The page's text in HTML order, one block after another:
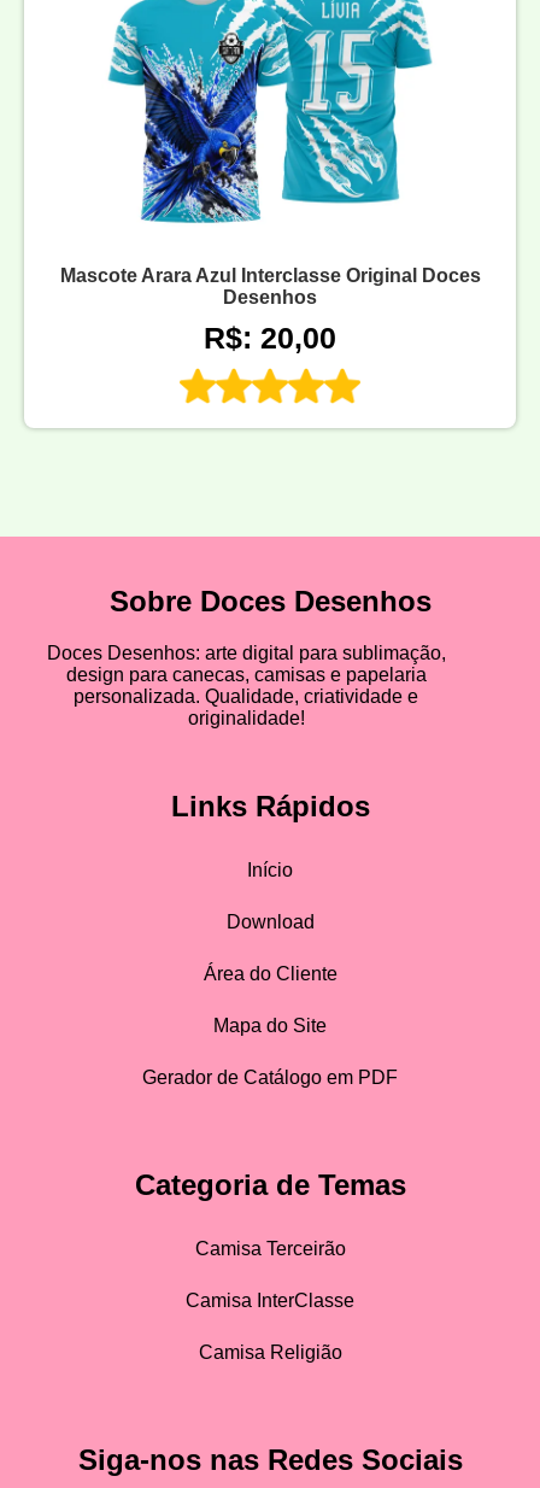
Mascote Arara Azul Interclasse Original Doces
Desenhos
R$: 20,00
Sobre Doces Desenhos
Doces Desenhos: arte digital para sublimação,
design para canecas, camisas e papelaria
personalizada. Qualidade, criatividade e
originalidade!
Links Rápidos
Início
Download
Área do Cliente
Mapa do Site
Gerador de Catálogo em PDF
Categoria de Temas
Camisa Terceirão
Camisa InterClasse
Camisa Religião
Siga-nos nas Redes Sociais